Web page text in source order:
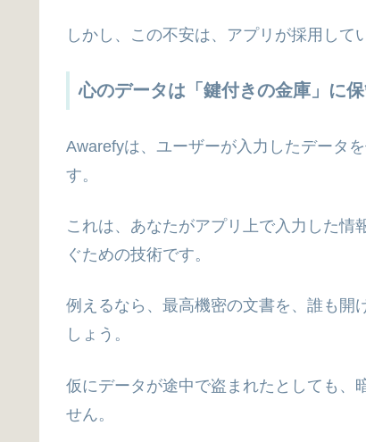
しかし、この不安は、アプリが採用して
心のデータは「鍵付きの金庫」に
Awarefyは、ユーザーが入力したデータ
す。
これは、あなたがアプリ上で入力した
ぐための技術です。
例えるなら、最高機密の文書を、誰も開
しょう。
仮にデータが途中で盗まれたとしても、
せん。